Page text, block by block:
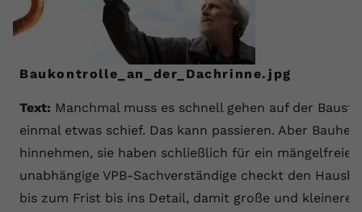
Baukontrolle_an_der_Dachrinne.jpg
Text: Manchmal muss es schnell gehen auf der
einmal etwas schief. Das kann passieren. Aber
hinnehmen, sie haben schließlich für ein
unabhängige VPB-Sachverständige checkt den
bis zum Frist bis ins Detail, damit große und kleinere